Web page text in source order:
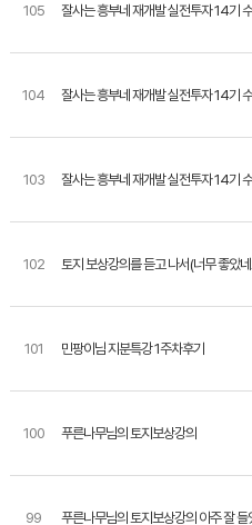
105 잘사는 흥부네 재개발 실전투자 14기
104 잘사는 흥부네 재개발 실전투자 14기
103 잘사는 흥부네 재개발 실전투자 14기
102 토지 보상강의를 듣고 나서(너무 좋았
101 민팡이님 지분특강 1주차후기
100 푸른나무님의 토지보상강의
99 푸른나무님의 토지보상강의 아주 잘 들